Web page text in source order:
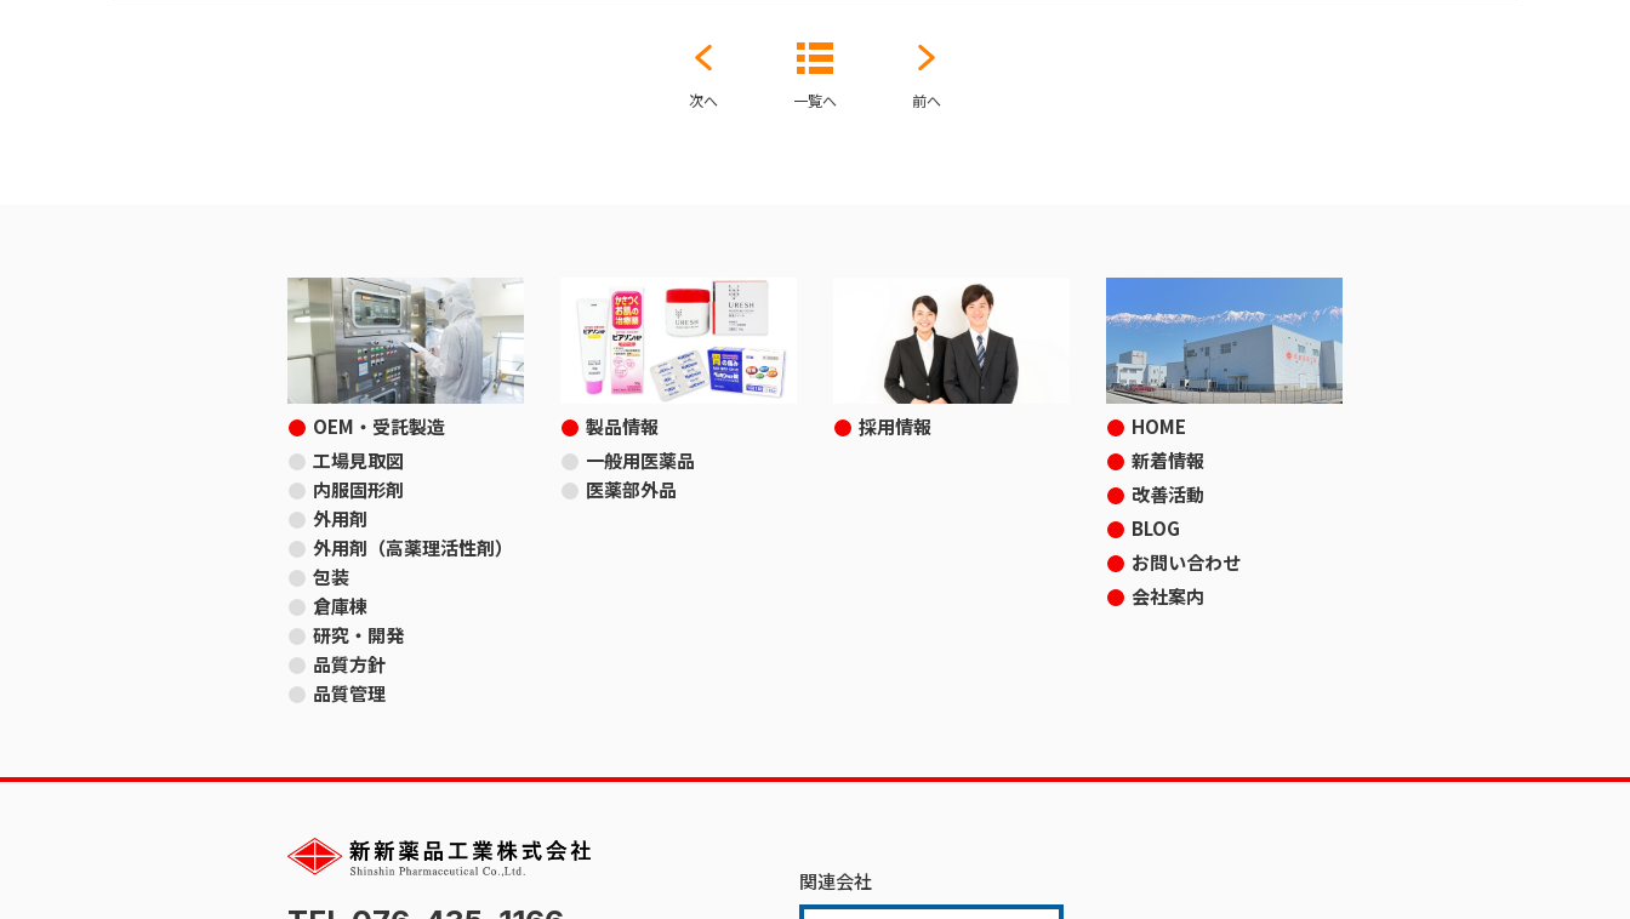
一覧へ
次へ 前へ
OEM・受託製造
工場見取図
内服固形剤
外用剤
外用剤（高薬理活性剤）
包装
倉庫棟
研究・開発
品質方針
品質管理
製品情報
一般用医薬品
医薬部外品
採用情報
HOME
新着情報
改善活動
BLOG
お問い合わせ
会社案内
関連会社